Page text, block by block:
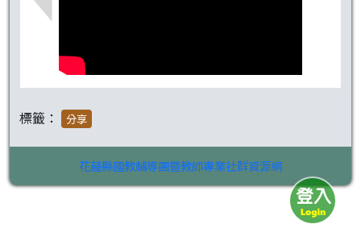
標籤： 分享
花蓮縣國教輔導團暨教師專業社群資源網